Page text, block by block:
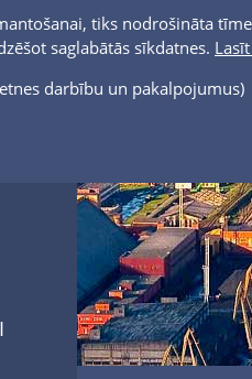
tiks nodrošināta
saglabātās sīkdatnes.
darbību un pakalpojumus)